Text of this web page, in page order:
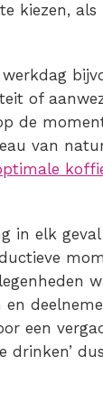
te kiezen, als
of
de
van
in elk geval
een
drinken’